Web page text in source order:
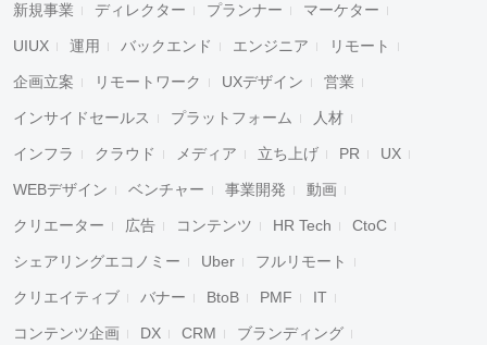
新規事業 ディレクター プランナー マーケター
UIUX 運用 バックエンド エンジニア リモート
企画立案 リモートワーク UXデザイン 営業
インサイドセールス プラットフォーム 人材
インフラ クラウド メディア 立ち上げ PR UX
WEBデザイン ベンチャー 事業開発 動画
クリエーター 広告 コンテンツ HR Tech CtoC
シェアリングエコノミー Uber フルリモート
クリエイティブ バナー BtoB PMF IT
コンテンツ企画 DX CRM ブランディング